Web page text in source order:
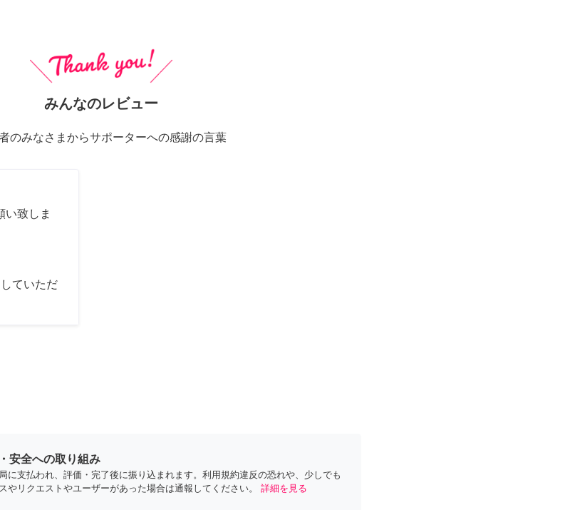
みんなのレビュー
のみなさまからサポーターへの感謝の言葉
い致しま
ていただ
安全への取り組み
に支払われ、評価・完了後に振り込まれます。利用規約違反の恐れや、少しでも
やリクエストやユーザーがあった場合は通報してください。
詳細を見る